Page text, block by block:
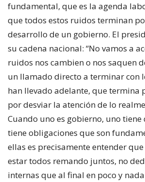
fundamental, que es la agenda
que todos estos ruidos terminan
desarrollo de un gobierno. El
su cadena nacional: “No vamos a
ruidos nos cambien o nos saquen
un llamado directo a terminar con
han llevado adelante, que termina
por desviar la atención de lo
Cuando uno es gobierno, uno
tiene obligaciones que son
ellas es precisamente entender
estar todos remando juntos, no
internas que al final en poco y